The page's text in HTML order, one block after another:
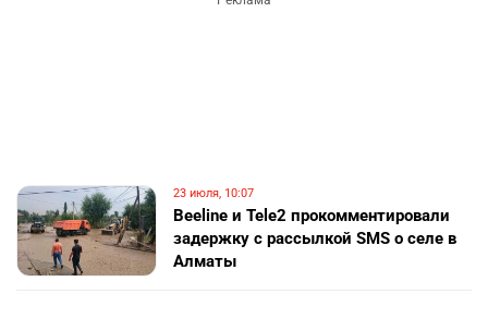
23 июля, 10:07
Beeline и Tele2 прокомментировали
задержку с рассылкой SMS о селе в
Алматы